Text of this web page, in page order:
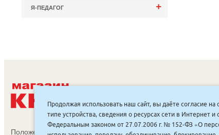
+
Я-ПЕДАГОГ
Положение об обработке и защите персональных данных
Продолжая использовать наш сайт, вы даёте согласие
типе устройства, сведения о ресурсах сети в Интернет
Федеральным законом от 27.07.2006 г. № 152-ФЗ «О